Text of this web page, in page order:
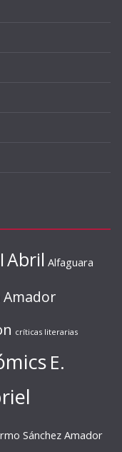
Abril Alfaguara
Amador
críticas literarias
E.
Sánchez Amador